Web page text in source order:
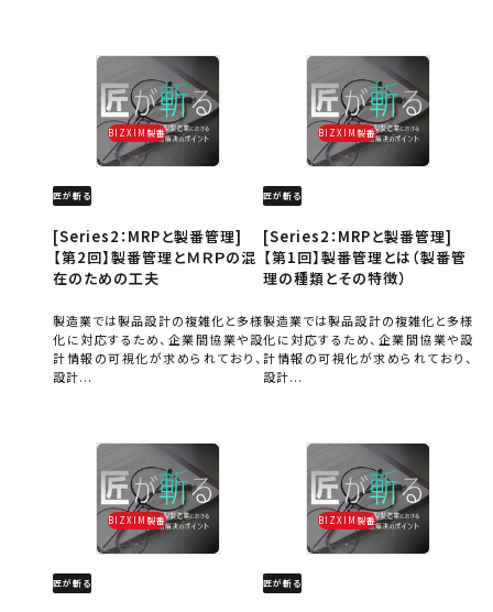
BIZXIM製番
匠が斬る
[Series2：MRPと製番管理]
【第2回】製番管理とＭＲＰの混
在のための工夫
製造業では製品設計の複雑化と多様
化に対応するため、企業間協業や設
計情報の可視化が求められており、
設計...
BIZXIM製番
匠が斬る
[Series2：MRPと製番管理]
【第1回】製番管理とは（製番管
理の種類とその特徴）
製造業では製品設計の複雑化と多様
化に対応するため、企業間協業や設
計情報の可視化が求められており、
設計...
BIZXIM製番
匠が斬る
BIZXIM製番
匠が斬る